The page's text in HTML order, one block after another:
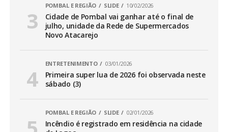
POMBAL E REGIÃO SLIDE 10/02/2026
Cidade de Pombal vai ganhar até o final de
julho, unidade da Rede de Supermercados
Novo Atacarejo
ENTRETENIMENTO 03/01/2026
Primeira super lua de 2026 foi observada neste
sábado (3)
POMBAL E REGIÃO SLIDE 02/01/2026
Incêndio é registrado em residência na cidade